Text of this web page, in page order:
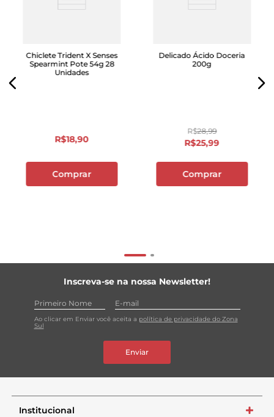
Chiclete Trident X Senses
Spearmint Pote 54g 28
Unidades
R$18,90
Comprar
Delicado Ácido Doceria
200g
R$28,99
R$25,99
Comprar
Inscreva-se na nossa Newsletter!
Ao clicar em Enviar você aceita a política de privacidade do Zona
Sul
Enviar
Institucional +